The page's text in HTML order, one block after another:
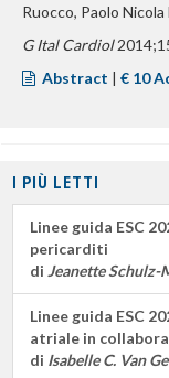
Ruocco, Paolo
G Ital Cardiol
Abstract | € 10
I PIÙ LETTI
Linee guida ESC
pericarditi
di Jeanette Schulz-
Linee guida ESC
atriale in
di Isabelle C. Van